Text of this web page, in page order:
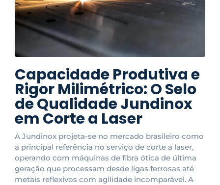
Capacidade Produtiva e
Rigor Milimétrico: O Selo
de Qualidade Jundinox
em Corte a Laser
A Jundinox projeta-se no mercado brasileiro como
a principal referência no serviço de corte a laser,
operando com máquinas de fibra ótica de última
geração que processam desde ligas ferrosas até
metais reflexivos com agilidade incomparável. A